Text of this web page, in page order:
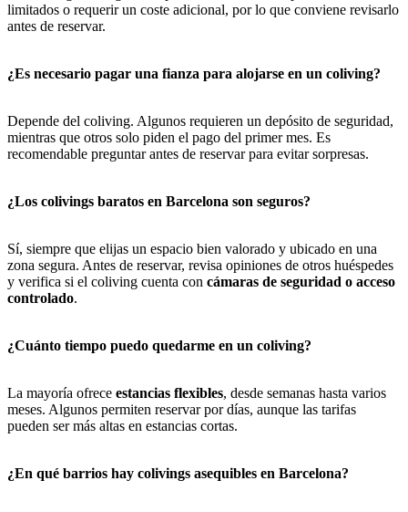
limitados o requerir un coste adicional, por lo que conviene revisarlo
antes de reservar.
¿Es necesario pagar una fianza para alojarse en un coliving?
Depende del coliving. Algunos requieren un depósito de seguridad,
mientras que otros solo piden el pago del primer mes. Es
recomendable preguntar antes de reservar para evitar sorpresas.
¿Los colivings baratos en Barcelona son seguros?
Sí, siempre que elijas un espacio bien valorado y ubicado en una
zona segura. Antes de reservar, revisa opiniones de otros huéspedes
y verifica si el coliving cuenta con cámaras de seguridad o acceso
controlado.
¿Cuánto tiempo puedo quedarme en un coliving?
La mayoría ofrece estancias flexibles, desde semanas hasta varios
meses. Algunos permiten reservar por días, aunque las tarifas
pueden ser más altas en estancias cortas.
¿En qué barrios hay colivings asequibles en Barcelona?